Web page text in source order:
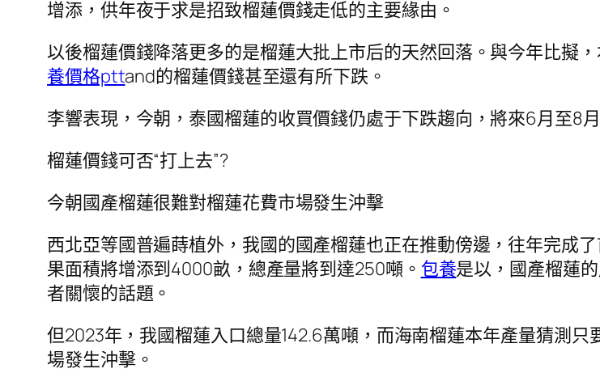
增添，供年夜于求是招致榴蓮價錢走低的主要緣由。
以後榴蓮價錢降落更多的是榴蓮大批上市后的天然回落。與今年比擬
養價格pttand的榴蓮價錢甚至還有所下跌。
李響表現，今朝，泰國榴蓮的收買價錢仍處于下跌趨向，將來6月至8
榴蓮價錢可否“打上去”?
今朝國產榴蓮很難對榴蓮花費市場發生沖擊
西北亞等國普遍蒔植外，我國的國產榴蓮也正在推動傍邊，往年完成
果面積將增添到4000畝，總產量將到達250噸。 包養是以，國產榴蓮
者關懷的話題。
但2023年，我國榴蓮入口總量142.6萬噸，而海南榴蓮本年產量猜測
場發生沖擊。